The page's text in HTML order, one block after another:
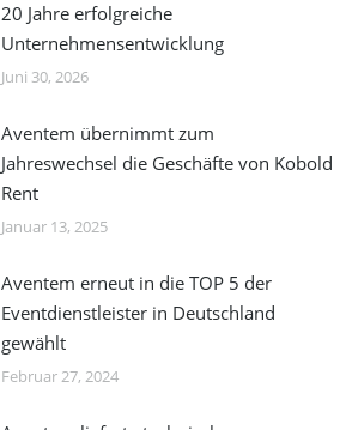
20 Jahre erfolgreiche
Unternehmensentwicklung
Juni 30, 2026
Aventem übernimmt zum
Jahreswechsel die Geschäfte von Kobold
Rent
Januar 13, 2025
Aventem erneut in die TOP 5 der
Eventdienstleister in Deutschland
gewählt
Februar 27, 2024